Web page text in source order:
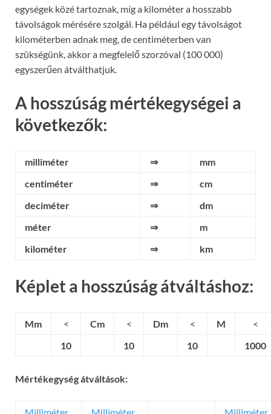
egységek közé tartoznak, míg a kilométer a hosszabb
távolságok mérésére szolgál. Ha például egy távolságot
kilométerben adnak meg, de centiméterben van
szükségünk, akkor a megfelelő szorzóval (100 000)
egyszerűen átválthatjuk.
A hosszúság mértékegységei a
következők:
milliméter ⇒
mm
centiméter
⇒
cm
deciméter
⇒
dm
méter
⇒
m
kilométer
⇒ km
Képlet a hosszúság átváltáshoz:
Mm < Cm < Dm < M
<
10
10 10 1000
Mértékegység átváltások:
Milliméter Milliméter Milliméter